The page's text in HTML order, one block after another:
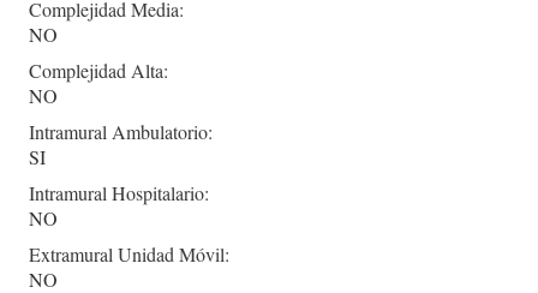
Complejidad Media:
NO
Complejidad Alta:
NO
Intramural Ambulatorio:
SI
Intramural Hospitalario:
NO
Extramural Unidad Móvil:
NO